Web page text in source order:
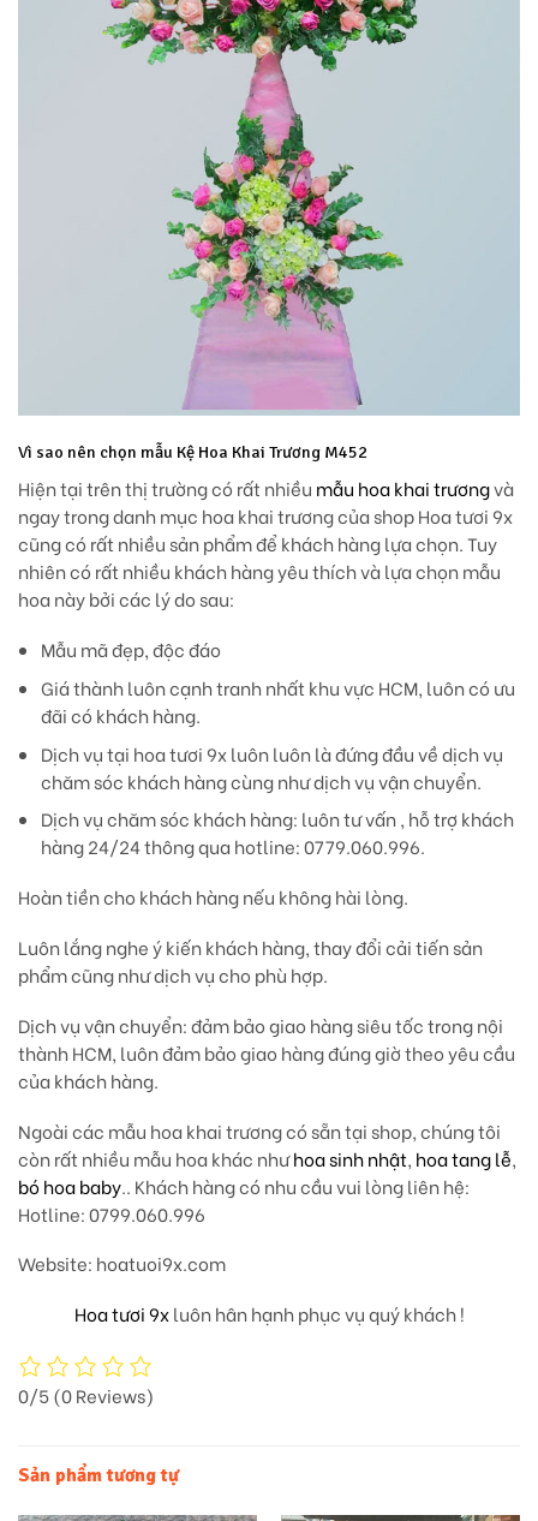
Vì sao nên chọn mẫu Kệ Hoa Khai Trương M452
Hiện tại trên thị trường có rất nhiều mẫu hoa khai trươngvà
ngay trong danh mục hoa khai trương của shop Hoa tươi 9x
cũng có rất nhiều sản phẩm để khách hàng lựa chọn. Tuy
nhiên có rất nhiều khách hàng yêu thích và lựa chọn mẫu
hoa này bởi các lý do sau:
Mẫu mã đẹp, độc đáo
Giá thành luôn cạnh tranh nhất khu vực HCM, luôn có ưu
đãi có khách hàng.
Dịch vụ tại hoa tươi 9x luôn luôn là đứng đầu về dịch vụ
chăm sóc khách hàng cùng như dịch vụ vận chuyển.
Dịch vụ chăm sóc khách hàng: luôn tư vấn , hỗ trợ khách
hàng 24/24 thông qua hotline: 0779.060.996.
Hoàn tiền cho khách hàng nếu không hài lòng.
Luôn lắng nghe ý kiến khách hàng, thay đổi cải tiến sản
phẩm cũng như dịch vụ cho phù hợp.
Dịch vụ vận chuyển: đảm bảo giao hàng siêu tốc trong nội
thành HCM, luôn đảm bảo giao hàng đúng giờ theo yêu cầu
của khách hàng.
Ngoài các mẫu hoa khai trương có sẵn tại shop, chúng tôi
còn rất nhiều mẫu hoa khác nhưhoa sinh nhật, hoa tang lễ,
bó hoa baby.. Khách hàng có nhu cầu vui lòng liên hệ:
Hotline: 0799.060.996
Website: hoatuoi9x.com
Hoa tươi 9xluôn hân hạnh phục vụ quý khách !
0/5(0 Reviews)
Sản phẩm tương tự